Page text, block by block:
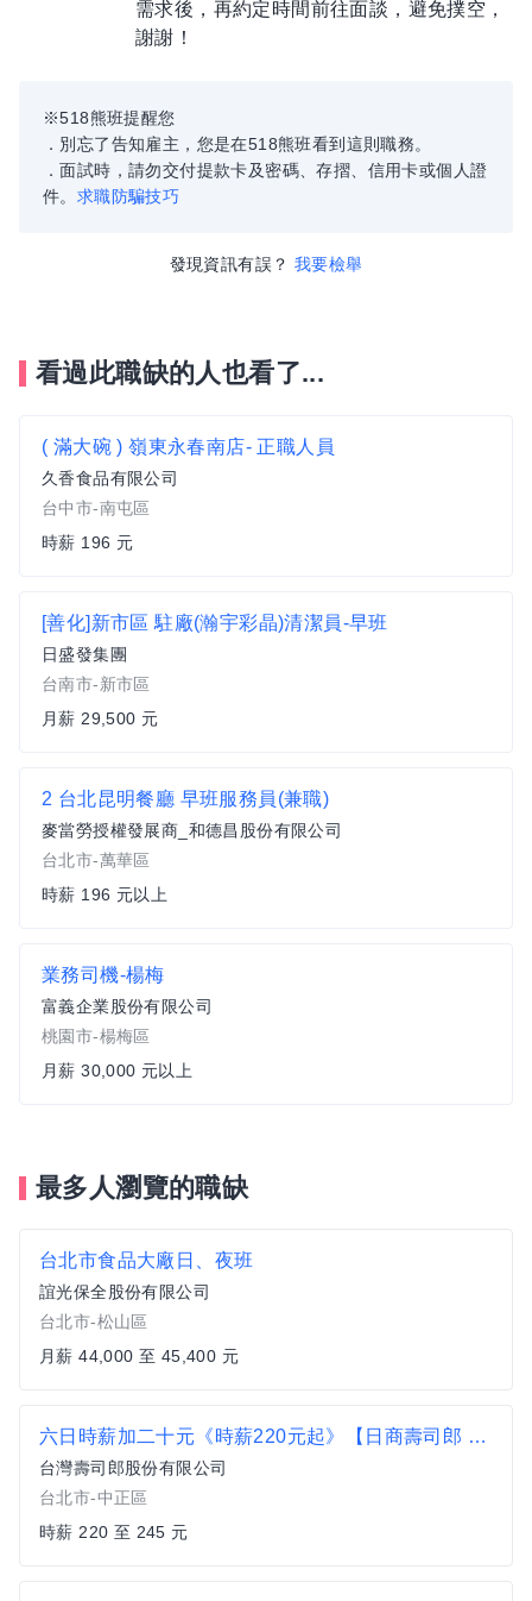
需求後，再約定時間前往面談，避免撲空，
謝謝！
※518熊班提醒您
．別忘了告知雇主，您是在518熊班看到這則職務。
．面試時，請勿交付提款卡及密碼、存摺、信用卡或個人證
件。 求職防騙技巧
發現資訊有誤？ 我要檢舉
看過此職缺的人也看了...
( 滿大碗 ) 嶺東永春南店- 正職人員
久香食品有限公司
台中市-南屯區
時薪 196 元
[善化]新市區 駐廠(瀚宇彩晶)清潔員-早班
日盛發集團
台南市-新市區
月薪 29,500 元
2 台北昆明餐廳 早班服務員(兼職)
麥當勞授權發展商_和德昌股份有限公司
台北市-萬華區
時薪 196 元以上
業務司機-楊梅
富義企業股份有限公司
桃園市-楊梅區
月薪 30,000 元以上
最多人瀏覽的職缺
台北市食品大廠日、夜班
誼光保全股份有限公司
台北市-松山區
月薪 44,000 至 45,400 元
六日時薪加二十元《時薪220元起》【日商壽司郎 外帶店】TOGO站前店-兼職人員★歡迎二度就業、學生實習★
台灣壽司郎股份有限公司
台北市-中正區
時薪 220 至 245 元